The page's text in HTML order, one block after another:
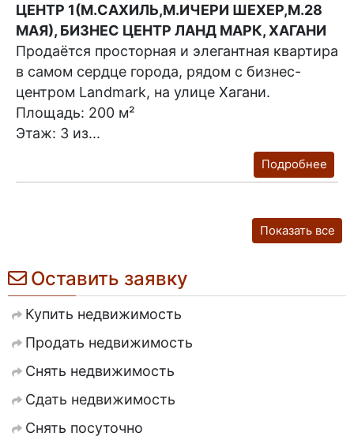
Оставить заявку
Купить недвижимость
Продать недвижимость
Снять недвижимость
Сдать недвижимость
Снять посуточно
ЦЕНТР 1(М.САХИЛЬ,М.ИЧЕРИ ШЕХЕР,М.28
МАЯ), БИЗНЕС ЦЕНТР ЛАНД МАРК, ХАГАНИ
Продаётся просторная и элегантная квартира
в самом сердце города, рядом с бизнес-
центром Landmark, на улице Хагани.
Площадь: 200 м²
Этаж: 3 из...
Подробнее
Показать все